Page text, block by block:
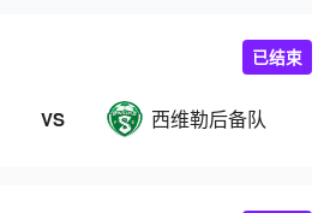
VS 西维勒后备队
已结束